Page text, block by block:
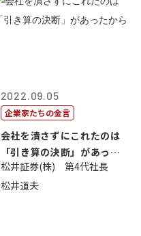
2022.09.05
企業家たちの金言
会社を潰さずにこれたのは
「引き算の決断」があった
から
松井証券(株) 第4代社長
松井道夫